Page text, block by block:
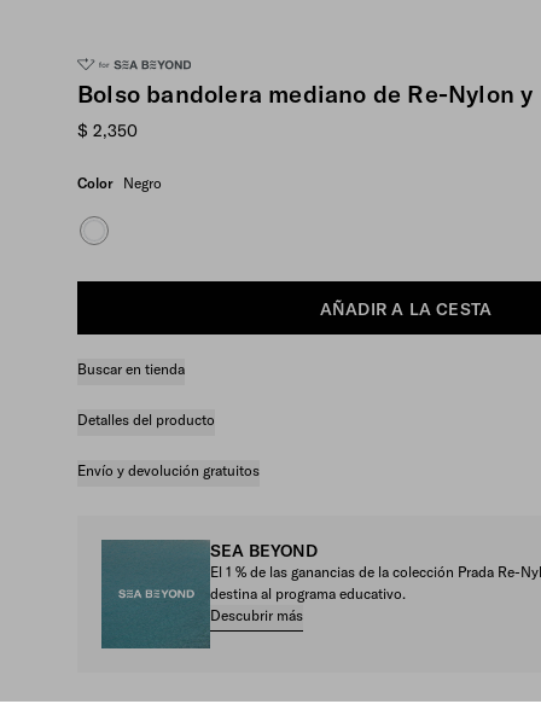
Bolso bandolera mediano de Re-Nylon
$ 2,350
Color Negro
AÑADIR A LA CESTA
Buscar en tienda
Detalles del producto
Envío y devolución gratuitos
SEA BEYOND
El 1 % de las ganancias de la colección Prada Re-
destina al programa educativo.
Descubrir más